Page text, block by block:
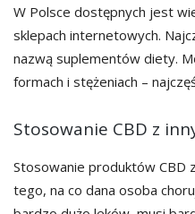
W Polsce dostępnych jest
sklepach internetowych.
nazwą suplementów diety.
formach i stężeniach –
Stosowanie CBD z
Stosowanie produktów CBD
tego, na co dana osoba